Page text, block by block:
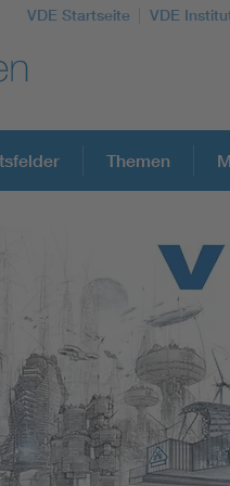
VDE Startseite VDE
Weitere Themen
Assisted Living
Electromobility
Energy efficiency
Themen